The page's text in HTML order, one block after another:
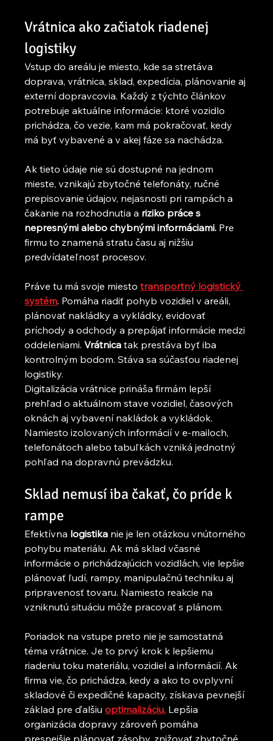
Vrátnica ako začiatok riadenej
logistiky
Vstup do areálu je miesto, kde sa stretáva
doprava, vrátnica, sklad, expedícia, plánovanie aj
externí dopravcovia. Každý z týchto článkov
potrebuje aktuálne informácie: ktoré vozidlo
prichádza, čo vezie, kam má pokračovať, kedy
má byť vybavené a v akej fáze sa nachádza.
Ak tieto údaje nie sú dostupné na jednom
mieste, vznikajú zbytočné telefonáty, ručné
prepisovanie údajov, nejasnosti pri rampách a
čakanie na rozhodnutia a riziko práce s
nepresnými alebo chybnými informáciami. Pre
firmu to znamená stratu času aj nižšiu
predvídateľnosť procesov.
Práve tu má svoje miesto transportný logistický
systém. Pomáha riadiť pohyb vozidiel v areáli,
plánovať nakládky a vykládky, evidovať
príchody a odchody a prepájať informácie medzi
oddeleniami. Vrátnica tak prestáva byť iba
kontrolným bodom. Stáva sa súčasťou riadenej
logistiky.
Digitalizácia vrátnice prináša firmám lepší
prehľad o aktuálnom stave vozidiel, časových
oknách aj vybavení nakládok a vykládok.
Namiesto izolovaných informácií v e-mailoch,
telefonátoch alebo tabuľkách vzniká jednotný
pohľad na dopravnú prevádzku.
Sklad nemusí iba čakať, čo príde k
rampe
Efektívna logistika nie je len otázkou vnútorného
pohybu materiálu. Ak má sklad včasné
informácie o prichádzajúcich vozidlách, vie lepšie
plánovať ľudí, rampy, manipulačnú techniku aj
pripravenosť tovaru. Namiesto reakcie na
vzniknutú situáciu môže pracovať s plánom.
Poriadok na vstupe preto nie je samostatná
téma vrátnice. Je to prvý krok k lepšiemu
riadeniu toku materiálu, vozidiel a informácií. Ak
firma vie, čo prichádza, kedy a ako to ovplyvní
skladové či expedičné kapacity, získava pevnejší
základ pre ďalšiu optimalizáciu. Lepšia
organizácia dopravy zároveň pomáha
presnejšie plánovať zásoby, znižovať zbytočné